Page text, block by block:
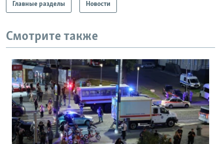
Главные разделы Новости
Смотрите также